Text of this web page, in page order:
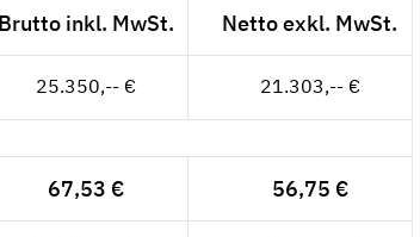
Brutto inkl. MwSt. Netto exkl. MwSt.
25.350,-- € 21.303,-- €
67,53 € 56,75 €